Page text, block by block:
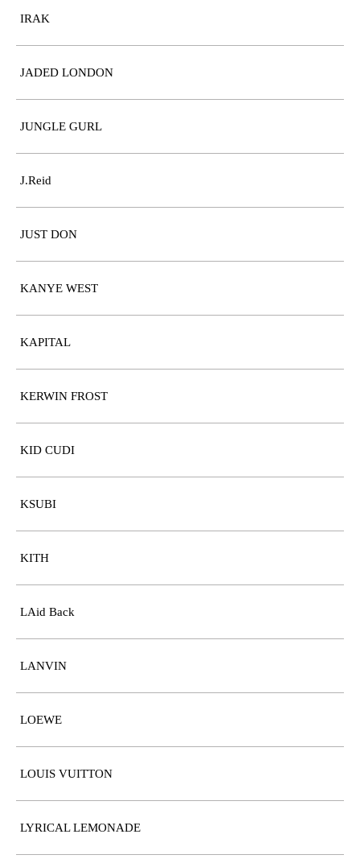
IRAK
JADED LONDON
JUNGLE GURL
J.Reid
JUST DON
KANYE WEST
KAPITAL
KERWIN FROST
KID CUDI
KSUBI
KITH
LAid Back
LANVIN
LOEWE
LOUIS VUITTON
LYRICAL LEMONADE